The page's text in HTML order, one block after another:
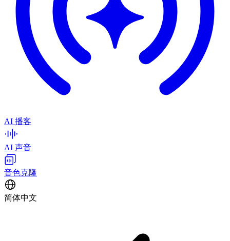
AI 播客
AI 声音
音色克隆
简体中文